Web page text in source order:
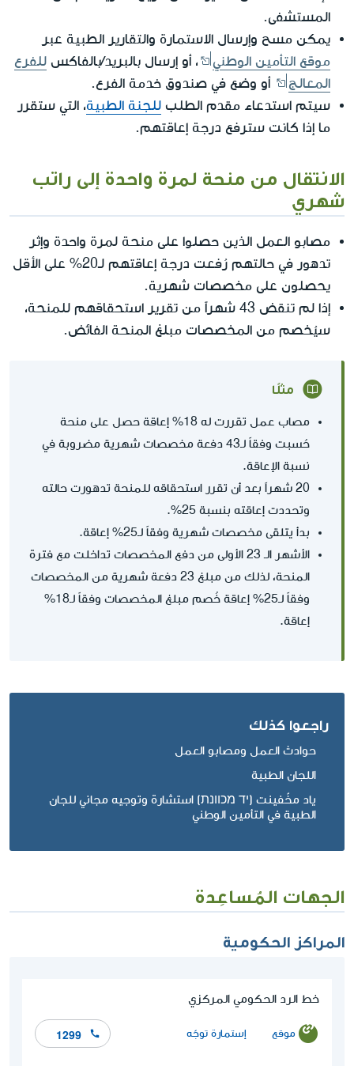
المستشفى.
يمكن مسح وإرسال الاستمارة والتقارير الطبية عبر
موقع التأمين الوطني
، أو إرسال بالبريد/بالفاكس للفرع
المعالج
أو وضع في صندوق خدمة الفرع.
سيتم استدعاء مقدم الطلب للجنة الطبية، التي ستقرر
ما إذا كانت سترفع درجة إعاقتهم.
الانتقال من منحة لمرة واحدة إلى راتب
شهري
مصابو العمل الذين حصلوا على منحة لمرة واحدة وإثر
تدهور في حالتهم رُفعت درجة إعاقتهم لـ20% على الأقل
يحصلون على مخصصات شهرية.
إذا لم تنقض 43 شهراً من تقرير استحقاقهم للمنحة،
سيُخصم من المخصصات مبلغ المنحة الفائض.
مثلًا
مصاب عمل تقررت له 18% إعاقة حصل على منحة
حُسبت وفقاً لـ43 دفعة مخصصات شهرية مضروبة في
نسبة الإعاقة.
20 شهراً بعد أن تقرر استحقاقه للمنحة تدهورت حالته
وتحددت إعاقته بنسبة 25%.
بدأ يتلقى مخصصات شهرية وفقاً لـ25% إعاقة.
الأشهر الـ 23 الأولى من دفع المخصصات تداخلت مع فترة
المنحة، لذلك من مبلغ 23 دفعة شهرية من المخصصات
وفقاً لـ25% إعاقة خُصم مبلغ المخصصات وفقاً لـ18%
إعاقة.
راجعوا كذلك
حوادث العمل ومصابو العمل
اللجان الطبية
ياد مخّفينت (יד מכוונת) استشارة وتوجيه مجاني للجان
الطبية في التأمين الوطني
الجهات المُساعِدة
المراكز الحكومية
خط الرد الحكومي المركزي
موقع إستمارة توجّه 1299